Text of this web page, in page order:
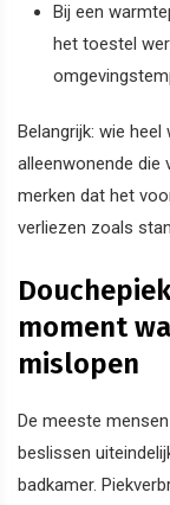
Bij een
het toestel
Belangrijk: wie
alleenwonende die
merken dat het
verliezen zoals
moment
mislopen
De meeste
beslissen
badkamer.